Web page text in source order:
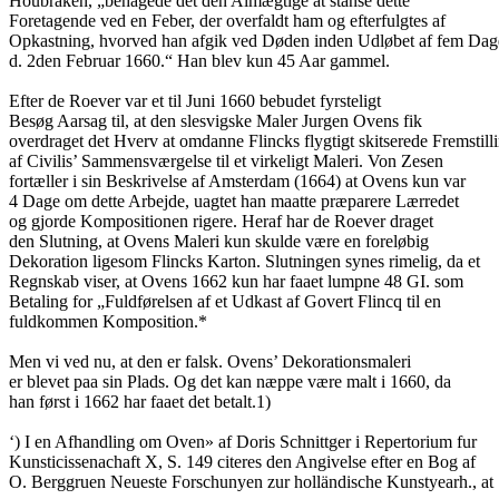
Foretagende ved en Feber, der overfaldt ham og efterfulgtes af
Opkastning, hvorved han afgik ved Døden inden Udløbet af fem
d. 2den Februar 1660.“ Han blev kun 45 Aar gammel.
Efter de Roever var et til Juni 1660 bebudet fyrsteligt
Besøg Aarsag til, at den slesvigske Maler Jurgen Ovens fik
overdraget det Hverv at omdanne Flincks flygtigt skitserede
af Civilis’ Sammensværgelse til et virkeligt Maleri. Von Zesen
fortæller i sin Beskrivelse af Amsterdam (1664) at Ovens kun var
4 Dage om dette Arbejde, uagtet han maatte præparere Lærredet
og gjorde Kompositionen rigere. Heraf har de Roever draget
den Slutning, at Ovens Maleri kun skulde være en foreløbig
Dekoration ligesom Flincks Karton. Slutningen synes rimelig, da et
Regnskab viser, at Ovens 1662 kun har faaet lumpne 48 GI. som
Betaling for „Fuldførelsen af et Udkast af Govert Flincq til en
fuldkommen Komposition.*
Men vi ved nu, at den er falsk. Ovens’ Dekorationsmaleri
er blevet paa sin Plads. Og det kan næppe være malt i 1660, da
han først i 1662 har faaet det betalt.1)
‘) I en Afhandling om Oven» af Doris Schnittger i Repertorium fur
Kunsticissenachaft X, S. 149 citeres den Angivelse efter en Bog af
O. Berggruen Neueste Forschunyen zur holländische Kunstyearh., at